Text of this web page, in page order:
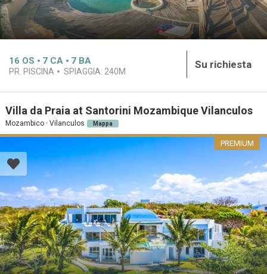
16 OS 7 CA 7 BA
PR. PISCINA SPIAGGIA: 240M
Su richiesta
Villa da Praia at Santorini Mozambique Vilanculos
Mozambico · Vilanculos Mappa
PREMIUM